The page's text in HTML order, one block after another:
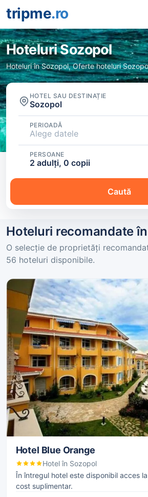
tripme.ro
Hoteluri Sozopol
Hoteluri în Sozopol, Oferte hoteluri
HOTEL SAU DESTINAȚIE
Sozopol
PERIOADĂ
Alege datele
PERSOANE
2 adulți, 0 copii
Caută
Hoteluri recomandate
O selecție de proprietăți
56 hoteluri disponibile.
Hotel Blue Orange
Hotel în Sozopol
În întregul hotel este disponibil acces
cost suplimentar.